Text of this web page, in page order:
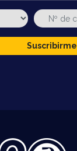
Suscribirme